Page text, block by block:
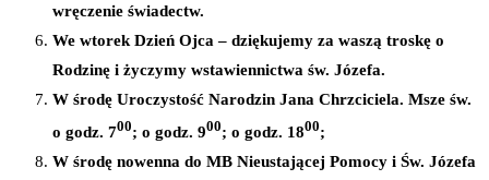
wręczenie świadectw.
We wtorek Dzień Ojca – dziękujemy za waszą troskę o
Rodzinę i życzymy wstawiennictwa św. Józefa.
W środę Uroczystość Narodzin Jana Chrzciciela. Msze św.
o godz. 700; o godz. 900; o godz. 1800;
W środę nowenna do MB Nieustającej Pomocy i Św. Józefa